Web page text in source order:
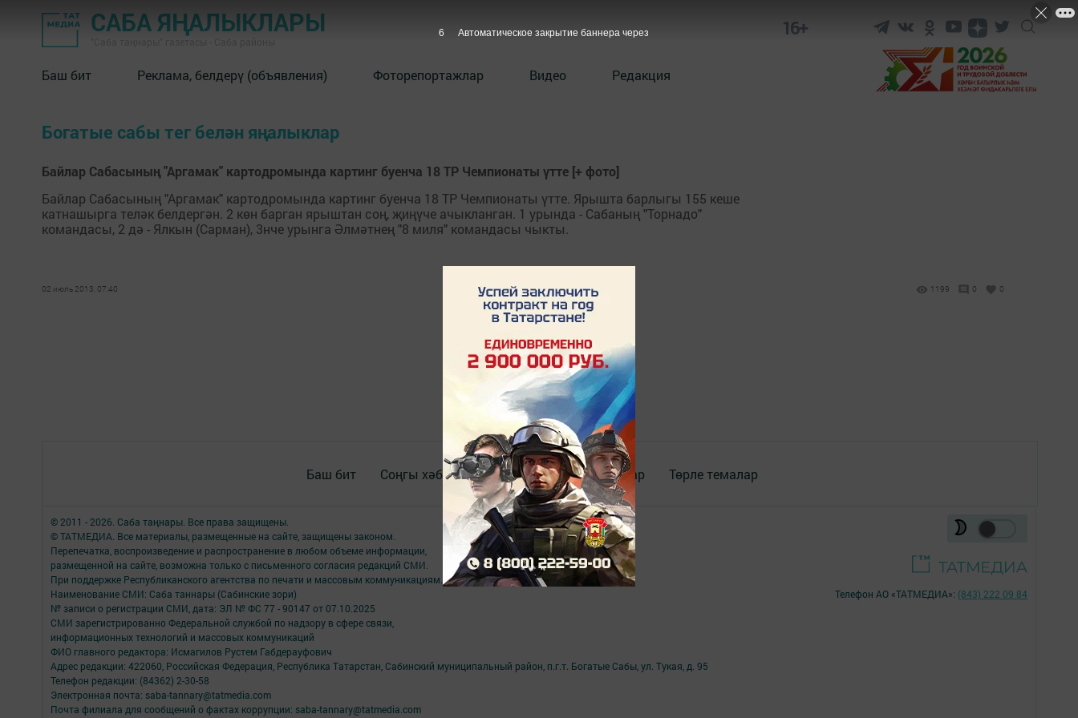
САБА ЯҢАЛЫКЛАРЫ 16+
Баш бит Реклама, белдерү (объявления) Фоторепортажлар Видео Редакция
Богатые сабы тег белән яңалыклар
Байлар Сабасының "Аргамак" картодромында картинг буенча 18 ТР Чемпионаты үтте [+ фото]
Байлар Сабасының "Аргамак" картодромында картинг буенча 18 ТР Чемпионаты үтте. Ярышта барлыгы 155 кеше
катнашырга теләк белдергән. 2 көн барган ярыштан соң, җиңүче ачыкланган. 1 урында - Сабаның "Торнадо"
командасы, 2 дә - Ялкын (Сарман), 3нче урынга Әлмәтнең "8 миля" командасы чыкты.
02 июль 2013, 07:40 1199 0 0
Баш бит Соңгы хәбәрләр Видео Документлар Төрле темалар
© 2011 - 2026. Саба таңнары. Все права защищены.
© ТАТМЕДИА. Все материалы, размещенные на сайте, защищены законом.
Перепечатка, воспроизведение и распространение в любом объеме информации,
размещенной на сайте, возможна только с письменного согласия редакций СМИ.
При поддержке Республиканского агентства по печати и массовым коммуникациям.
Наименование СМИ: Саба таннары (Сабинские зори)
№ записи о регистрации СМИ, дата: ЭЛ № ФС 77 - 90147 от 07.10.2025
СМИ зарегистрированно Федеральной службой по надзору в сфере связи,
информационных технологий и массовых коммуникаций
ФИО главного редактора: Исмагилов Рустем Габдерауфович
Адрес редакции: 422060, Российская Федерация, Республика Татарстан, Сабинский муниципальный район, п.г.т. Богатые Сабы, ул. Тукая, д. 95
Телефон редакции: (84362) 2-30-58
Электронная почта: saba-tannary@tatmedia.com
Почта филиала для сообщений о фактах коррупции: saba-tannary@tatmedia.com
Телефон АО «ТАТМЕДИА»: (843) 222 09 84
6 Автоматическое закрытие баннера через